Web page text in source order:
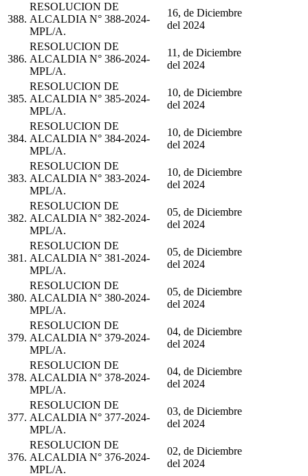
388.
RESOLUCION DE
ALCALDIA N° 388-2024-
MPL/A.
16, de Diciembre
del 2024
386.
RESOLUCION DE
ALCALDIA N° 386-2024-
MPL/A.
11, de Diciembre
del 2024
385.
RESOLUCION DE
ALCALDIA N° 385-2024-
MPL/A.
10, de Diciembre
del 2024
384.
RESOLUCION DE
ALCALDIA N° 384-2024-
MPL/A.
10, de Diciembre
del 2024
383.
RESOLUCION DE
ALCALDIA N° 383-2024-
MPL/A.
10, de Diciembre
del 2024
382.
RESOLUCION DE
ALCALDIA N° 382-2024-
MPL/A.
05, de Diciembre
del 2024
381.
RESOLUCION DE
ALCALDIA N° 381-2024-
MPL/A.
05, de Diciembre
del 2024
380.
RESOLUCION DE
ALCALDIA N° 380-2024-
MPL/A.
05, de Diciembre
del 2024
379.
RESOLUCION DE
ALCALDIA N° 379-2024-
MPL/A.
04, de Diciembre
del 2024
378.
RESOLUCION DE
ALCALDIA N° 378-2024-
MPL/A.
04, de Diciembre
del 2024
377.
RESOLUCION DE
ALCALDIA N° 377-2024-
MPL/A.
03, de Diciembre
del 2024
376.
RESOLUCION DE
ALCALDIA N° 376-2024-
MPL/A.
02, de Diciembre
del 2024